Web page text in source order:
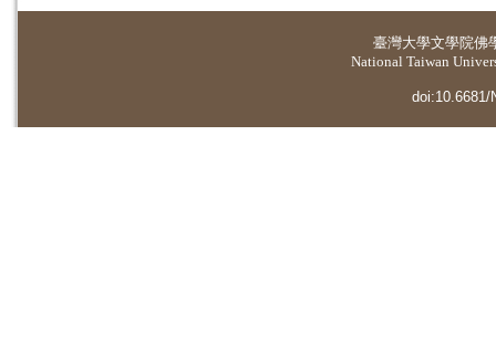
臺灣大學文學院佛
National Taiwan
doi:10.6681/